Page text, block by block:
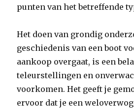
punten van het betreffende
Het doen van grondig
geschiedenis van een boot
aankoop overgaat, is een
teleurstellingen en
voorkomen. Het geeft je
ervoor dat je een